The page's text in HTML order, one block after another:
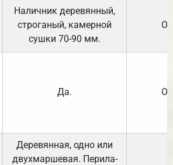
Наличник деревянный,
строганый, камерной
сушки 70-90 мм.
Да.
Деревянная, одно или
двухмаршевая. Перила-